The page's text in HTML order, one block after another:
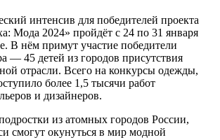
интенсив для победителей проекта
Мода 2024» пройдёт с 24 по 31 января
В нём примут участие победители
— 45 детей из городов присутствия
отрасли. Всего на конкурсы одежды,
более 1,5 тысячи работ
и дизайнеров.
из атомных городов России,
смогут окунуться в мир модной